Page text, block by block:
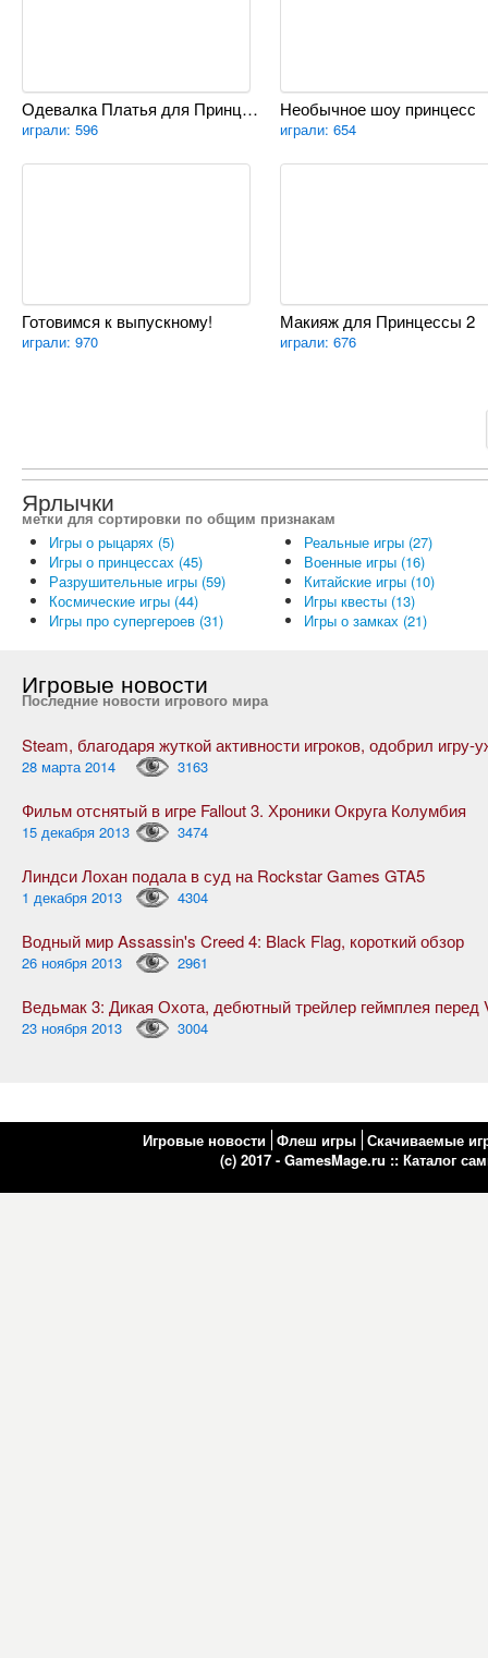
Одевалка Платья для Принцессы
играли: 596
Необычное шоу принцесс
играли: 654
Готовимся к выпускному!
играли: 970
Макияж для Принцессы 2
играли: 676
Ярлычки
метки для сортировки по общим признакам
Игры о рыцарях (5)
Игры о принцессах (45)
Разрушительные игры (59)
Космические игры (44)
Игры про супергероев (31)
Реальные игры (27)
Военные игры (16)
Китайские игры (10)
Игры квесты (13)
Игры о замках (21)
Игровые новости
Последние новости игрового мира
28 марта 2014 3163
Фильм отснятый в игре Fallout 3. Хроники Округа Колумбия
15 декабря 2013 3474
Линдси Лохан подала в суд на Rockstar Games GTA5
1 декабря 2013 4304
Водный мир Assassin's Creed 4: Black Flag, короткий обзор
26 ноября 2013 2961
23 ноября 2013 3004
Игровые новости Флеш игры Скачиваемые
(c) 2017 - GamesMage.ru :: Каталог